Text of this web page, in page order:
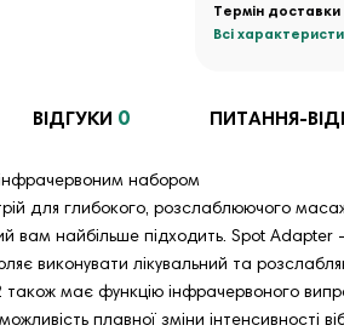
Термін доставки
Всі
ВІДГУКИ 0 ПИТАННЯ-
набором
для глибокого, розслаблюючого
найбільше підходить. Spot Adapter
виконувати лікувальний та
має функцію інфрачервоного
плавної зміни інтенсивності